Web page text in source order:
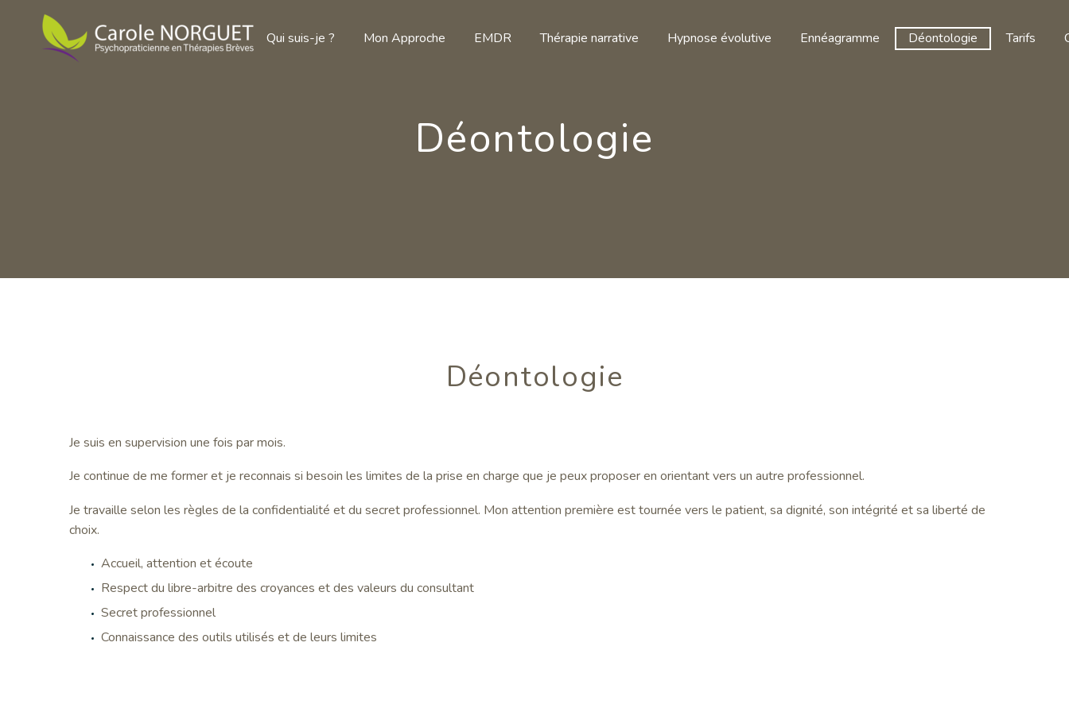
Qui suis-je ? Mon Approche EMDR Thérapie narrative Hypnose évolutive Ennéagramme Déontologie Tarifs
Déontologie
Déontologie
Je suis en supervision une fois par mois.
Je continue de me former et je reconnais si besoin les limites de la prise en charge que je peux proposer en orientant vers un autre professionnel.
Je travaille selon les règles de la confidentialité et du secret professionnel. Mon attention première est tournée vers le patient, sa dignité, son intégrité et sa liberté de
choix.
Accueil, attention et écoute
Respect du libre-arbitre des croyances et des valeurs du consultant
Secret professionnel
Connaissance des outils utilisés et de leurs limites